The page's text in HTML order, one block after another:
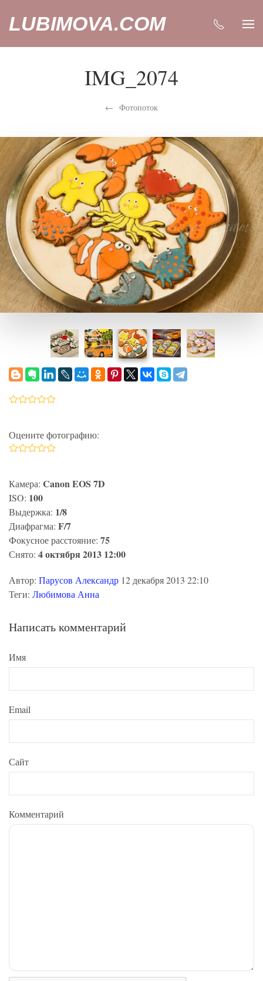
LUBIMOVA.COM
IMG_2074
Фотопоток
Оцените фотографию:
Камера: Canon EOS 7D
ISO: 100
Выдержка: 1/8
Диафрагма: F/7
Фокусное расстояние: 75
Снято: 4 октября 2013 12:00
Автор: Парусов Александр 12 декабря 2013 22:10
Теги: Любимова Анна
Написать комментарий
Имя
Email
Сайт
Комментарий